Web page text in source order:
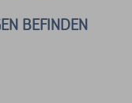
BEFINDEN